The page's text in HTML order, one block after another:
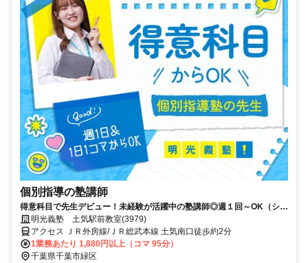
個別指導の塾講師
得意科目で先生デビュー！未経験が活躍中の塾講師◎週１回～OK（シフ
ト自由）
明光義塾 土気駅前教室(3979)
アクセス ＪＲ外房線/ＪＲ総武本線 土気南口徒歩約2分
1業務あたり 1,880円以上（コマ 95分）
千葉県千葉市緑区